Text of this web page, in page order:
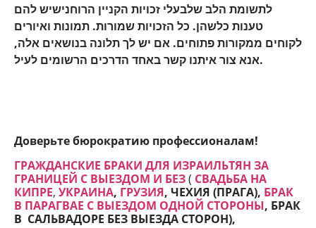
לתשומת הלב שלבעלי זכויות הקניין הרוחנישיש להם
טענות כלשהן. כל הזכויות שמורות. תמונות ואיורים
לקוחים ממקורות פתוחים. אם יש לך תלונה בנושאים אלה,
אנא צור איתנו קשר באחד הדרכים הרשומים לעיל.
Доверьте бюрократию профессионалам!
ГРАЖДАНСКИЕ БРАКИ ДЛЯ ИЗРАИЛЬТЯН ЗА
ГРАНИЦЕЙ С ВЫЕЗДОМ И БЕЗ( СВАДЬБА НА
КИПРЕ, УКРАИНА, ГРУЗИЯ, ЧЕХИЯ (ПРАГА), БРАК
В ПАРАГВАЕ С ВЫЕЗДОМ ОДНОЙ СТОРОНЫ, БРАК
В САЛЬВАДОРЕ БЕЗ ВЫЕЗДА СТОРОН),